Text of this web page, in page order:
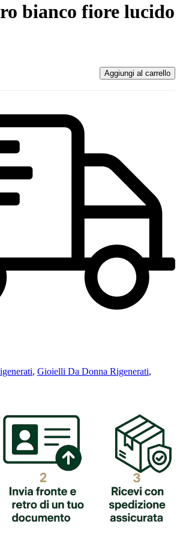
bianco fiore lucido
Aggiungi al carrello
, Gioielli Da Donna Rigenerati,